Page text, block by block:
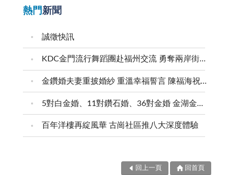
熱門新聞
誠徵快訊
KDC金門流行舞蹈團赴福州交流 勇奪兩岸街舞賽三等獎
金鑽婚夫妻重披婚紗 重溫幸福誓言 陳福海祝福牽手半世紀 情深相守成典範
5對白金婚、11對鑽石婚、36對金婚 金湖金沙夫妻共享榮耀時刻 陳福海表揚金鑽婚夫妻 向半世紀相守家庭典範致敬
百年洋樓再綻風華 古崗社區推八大深度體驗
回上一頁 回首頁